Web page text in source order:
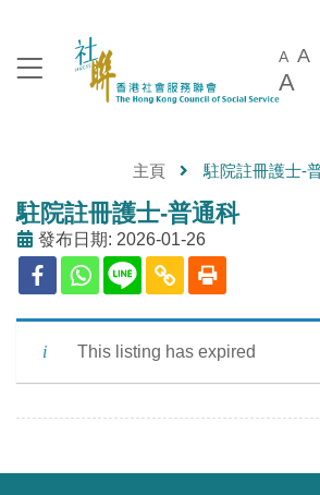
A A
A
主頁 駐院註冊護士-
駐院註冊護士-普通科
發布日期: 2026-01-26
This listing has expired